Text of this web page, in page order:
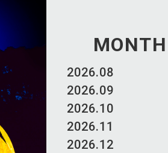
MONTH
2026.08
2026.09
2026.10
2026.11
2026.12